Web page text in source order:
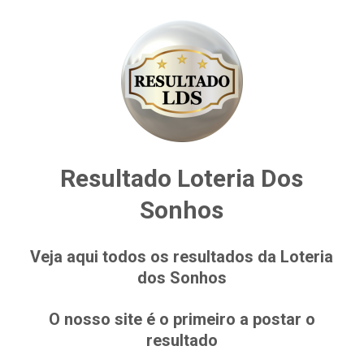
Resultado Loteria Dos
Sonhos
Veja aqui todos os resultados da Loteria
dos Sonhos
O nosso site é o primeiro a postar o
resultado